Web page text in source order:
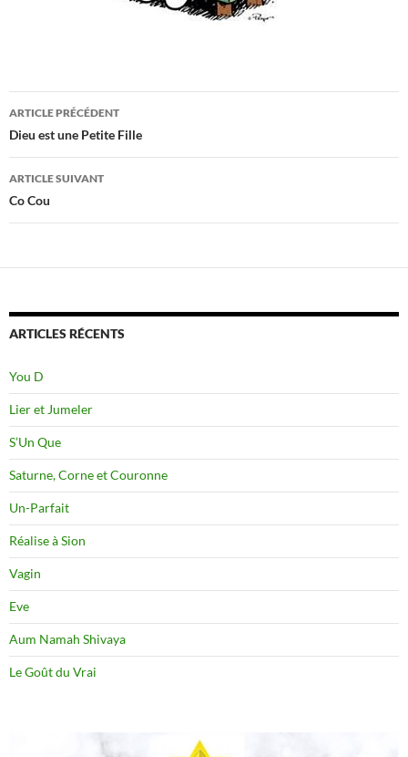
Navigation
des
articles
ARTICLE PRÉCÉDENT
Dieu est une Petite Fille
ARTICLE SUIVANT
Co Cou
ARTICLES RÉCENTS
You D
Lier et Jumeler
S’Un Que
Saturne, Corne et Couronne
Un-Parfait
Réalise à Sion
Vagin
Eve
Aum Namah Shivaya
Le Goût du Vrai